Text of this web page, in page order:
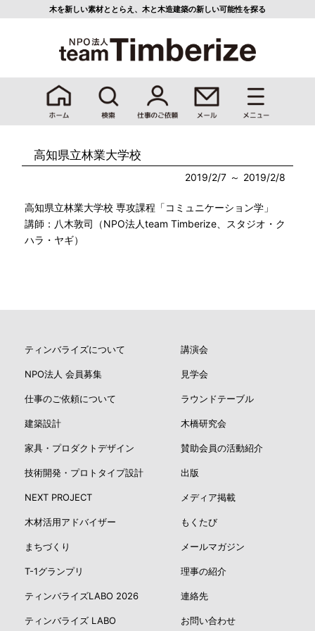
木を新しい素材ととらえ、 木と木造建築の新しい可能性を探る
高知県立林業大学校
2019/2/7 2019/2/8
高知県立林業大学校 専攻課程「コミュニケーション学」
講師：八木敦司（NPO法人team Timberize、スタジオ・ク
ハラ・ヤギ）
ティンバライズについて
NPO法人 会員募集
仕事のご依頼について
建築設計
家具・プロダクトデザイン
技術開発・プロトタイプ設計
NEXT PROJECT
木材活用アドバイザー
まちづくり
T-1グランプリ
ティンバライズLABO 2026
ティンバライズ LABO
講演会
見学会
ラウンドテーブル
木橋研究会
賛助会員の活動紹介
出版
メディア掲載
もくたび
メールマガジン
理事の紹介
連絡先
お問い合わせ